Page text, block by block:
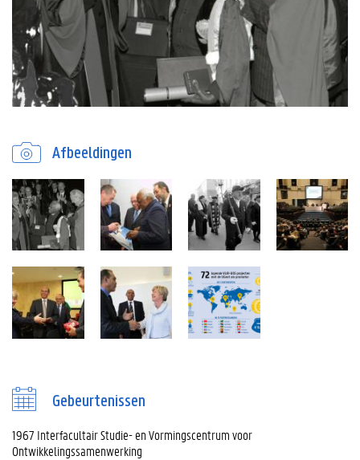
Afbeeldingen
Gebeurtenissen
1967 Interfacultair Studie- en Vormingscentrum voor
Ontwikkelingssamenwerking